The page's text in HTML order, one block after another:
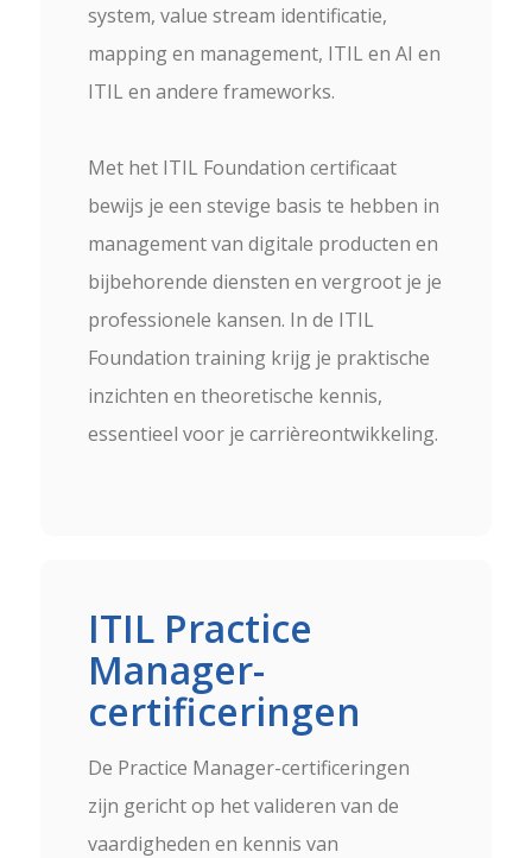
system, value stream identificatie,
mapping en management, ITIL en AI en
ITIL en andere frameworks.
Met het ITIL Foundation certificaat
bewijs je een stevige basis te hebben in
management van digitale producten en
bijbehorende diensten en vergroot je je
professionele kansen. In de ITIL
Foundation training krijg je praktische
inzichten en theoretische kennis,
essentieel voor je carrièreontwikkeling.
ITIL Practice
Manager-
certificeringen
De Practice Manager-certificeringen
zijn gericht op het valideren van de
vaardigheden en kennis van